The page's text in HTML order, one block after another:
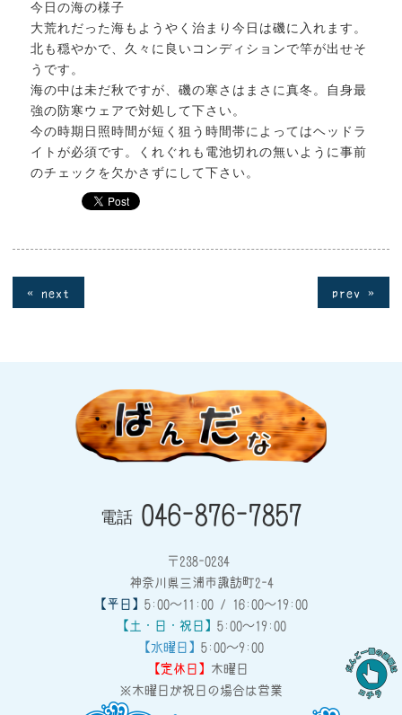
今日の海の様子
大荒れだった海もようやく治まり今日は磯に入れます。
北も穏やかで、久々に良いコンディションで竿が出せそ
うです。
海の中は未だ秋ですが、磯の寒さはまさに真冬。自身最
強の防寒ウェアで対処して下さい。
今の時期日照時間が短く狙う時間帯によってはヘッドラ
イトが必須です。くれぐれも電池切れの無いように事前
のチェックを欠かさずにして下さい。
« next prev »
電話 046-876-7857
〒238-0234
神奈川県三浦市諏訪町2-4
【平日】 5:00～11:00 / 16:00～19:00
【土・日・祝日】 5:00～19:00
【水曜日】 5:00～9:00
【定休日】
木曜日
※木曜日が祝日の場合は営業